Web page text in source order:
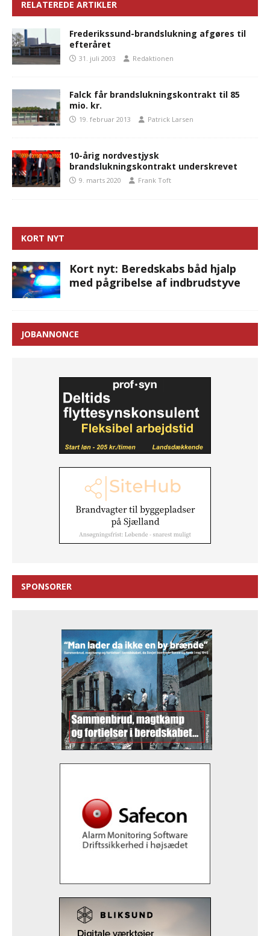
RELATEREDE ARTIKLER
Frederikssund-brandslukning afgøres til
efteråret
31. juli 2003 Redaktionen
Falck får brandslukningskontrakt til 85
mio. kr.
19. februar 2013 Patrick Larsen
10-årig nordvestjysk
brandslukningskontrakt underskrevet
9. marts 2020 Frank Toft
KORT NYT
Kort nyt: Beredskabs båd hjalp
med pågribelse af indbrudstyve
JOBANNONCE
SPONSORER